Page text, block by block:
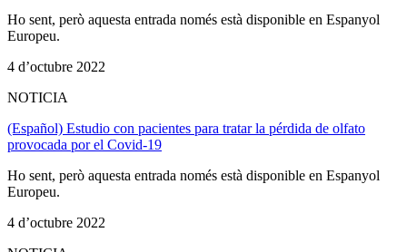
Ho sent, però aquesta entrada només està disponible en Espanyol
Europeu.
4 d’octubre 2022
NOTICIA
(Español) Estudio con pacientes para tratar la pérdida de olfato
provocada por el Covid-19
Ho sent, però aquesta entrada només està disponible en Espanyol
Europeu.
4 d’octubre 2022